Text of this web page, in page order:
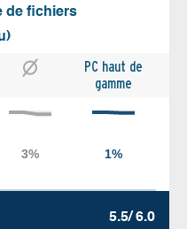
de fichiers
PC haut de
gamme
5.5/ 6.0